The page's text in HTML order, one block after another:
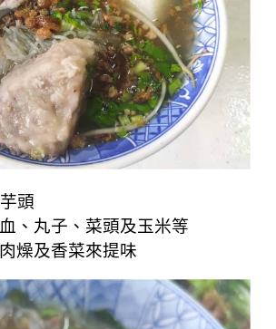
頭
、丸子、菜頭及玉米等
燥及香菜來提味